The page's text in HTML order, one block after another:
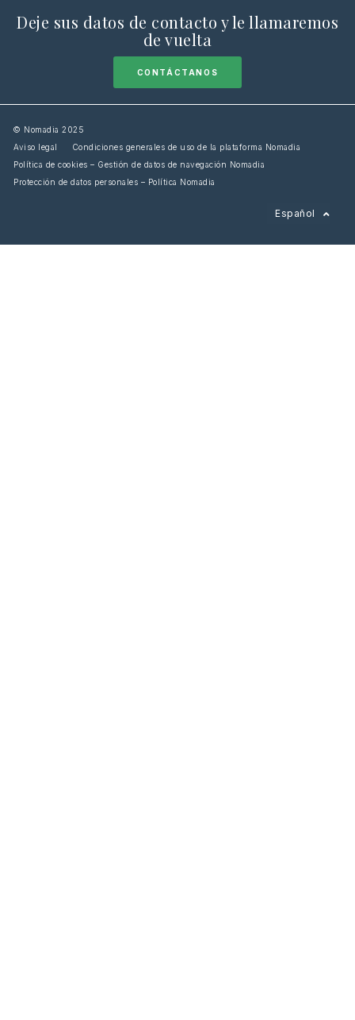
Deje sus datos de contacto y le llamaremos
de vuelta
CONTÁCTANOS
© Nomadia 2025
Aviso legal
Condiciones generales de uso de la plataforma Nomadia
Política de cookies – Gestión de datos de navegación Nomadia
Protección de datos personales – Política Nomadia
Español
Français
Italiano